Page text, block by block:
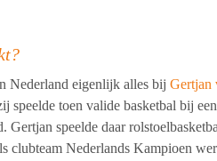
Nederland eigenlijk alles bij Gertjan
toen valide basketbal bij
speelde daar
clubteam Nederlands Kampioen